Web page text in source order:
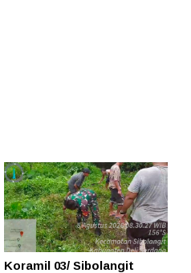
Koramil 03/ Sibolangit